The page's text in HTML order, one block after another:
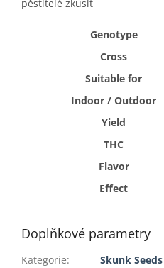
pěstitelé zkusit
Genotype
Cross
Suitable for
Indoor / Outdoor
Yield
THC
Flavor
Effect
Doplňkové parametry
Kategorie:
Skunk Seeds